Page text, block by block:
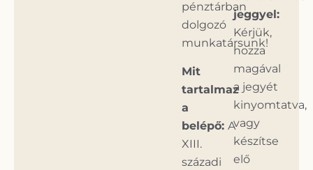
pénztárban
dolgozó
munkatársunk!
Mit
tartalmaz
a
belépő: A
XIII.
századi
jeggyel:
Kérjük,
hozza
magával
a jegyét
kinyomtatva,
vagy
készítse
elő